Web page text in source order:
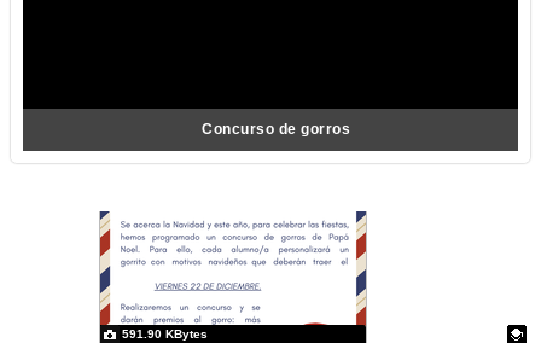
Concurso de gorros
591.90 KBytes